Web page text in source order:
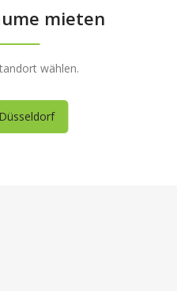
mieten
wählen.
Düsseldorf